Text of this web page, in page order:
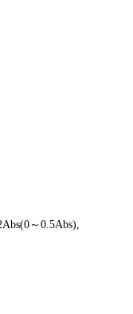
～0.5Abs),